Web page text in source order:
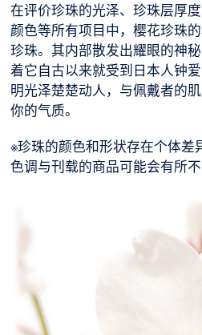
在评价珍珠的光泽、珍珠层厚
颜色等所有项目中，樱花珍珠
珍珠。其内部散发出耀眼的神
着它自古以来就受到日本人钟
明光泽楚楚动人，与佩戴者的
你的气质。
※珍珠的颜色和形状存在个体差
色调与刊载的商品可能会有所不